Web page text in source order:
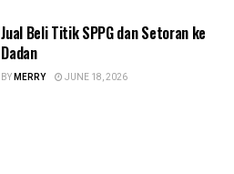
Jual Beli Titik SPPG dan Setoran ke
Dadan
BYMERRY JUNE 18, 2026